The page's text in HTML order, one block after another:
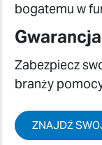
bogatemu w
Zabezpiecz
branży
ZNAJDŹ